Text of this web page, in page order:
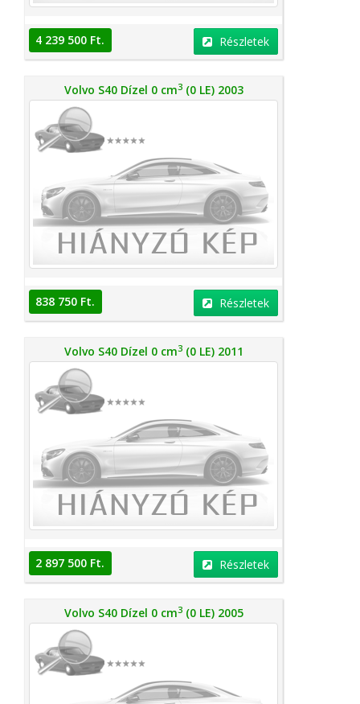
4 239 500 Ft. Részletek
Volvo S40 Dízel 0 cm3(0 LE) 2003
838 750 Ft. Részletek
Volvo S40 Dízel 0 cm3(0 LE) 2011
2 897 500 Ft. Részletek
Volvo S40 Dízel 0 cm3(0 LE) 2005